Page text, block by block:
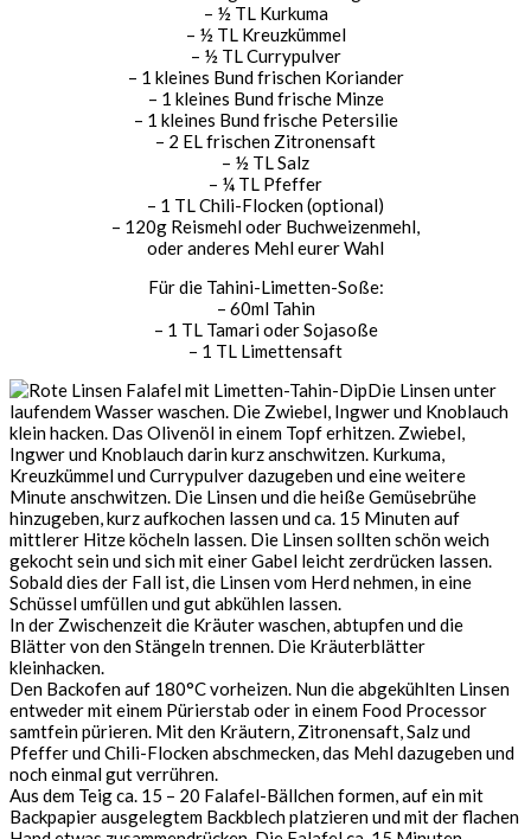
– ½ TL Kurkuma
– ½ TL Kreuzkümmel
– ½ TL Currypulver
– 1 kleines Bund frischen Koriander
– 1 kleines Bund frische Minze
– 1 kleines Bund frische Petersilie
– 2 EL frischen Zitronensaft
– ½ TL Salz
– ¼ TL Pfeffer
– 1 TL Chili-Flocken (optional)
– 120g Reismehl oder Buchweizenmehl,
oder anderes Mehl eurer Wahl
Für die Tahini-Limetten-Soße:
– 60ml Tahin
– 1 TL Tamari oder Sojasoße
– 1 TL Limettensaft
Die Linsen unter
laufendem Wasser waschen. Die Zwiebel, Ingwer und Knoblauch
klein hacken. Das Olivenöl in einem Topf erhitzen. Zwiebel,
Ingwer und Knoblauch darin kurz anschwitzen. Kurkuma,
Kreuzkümmel und Currypulver dazugeben und eine weitere
Minute anschwitzen. Die Linsen und die heiße Gemüsebrühe
hinzugeben, kurz aufkochen lassen und ca. 15 Minuten auf
mittlerer Hitze köcheln lassen. Die Linsen sollten schön weich
gekocht sein und sich mit einer Gabel leicht zerdrücken lassen.
Sobald dies der Fall ist, die Linsen vom Herd nehmen, in eine
Schüssel umfüllen und gut abkühlen lassen.
In der Zwischenzeit die Kräuter waschen, abtupfen und die
Blätter von den Stängeln trennen. Die Kräuterblätter
kleinhacken.
Den Backofen auf 180°C vorheizen. Nun die abgekühlten Linsen
entweder mit einem Pürierstab oder in einem Food Processor
samtfein pürieren. Mit den Kräutern, Zitronensaft, Salz und
Pfeffer und Chili-Flocken abschmecken, das Mehl dazugeben und
noch einmal gut verrühren.
Aus dem Teig ca. 15 – 20 Falafel-Bällchen formen, auf ein mit
Backpapier ausgelegtem Backblech platzieren und mit der flachen